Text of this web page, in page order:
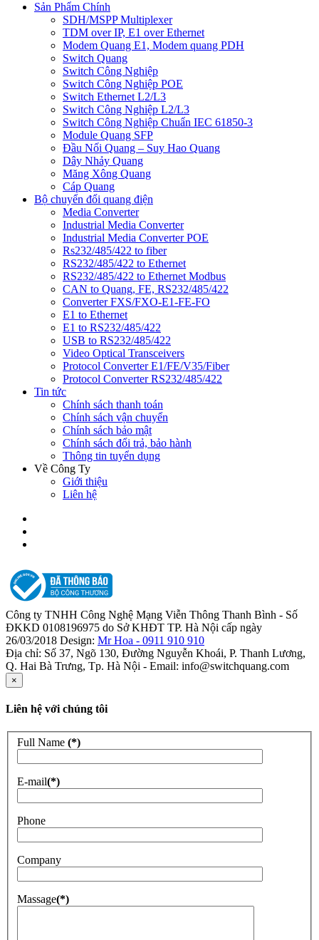
Sản Phẩm Chính
SDH/MSPP Multiplexer
TDM over IP, E1 over Ethernet
Modem Quang E1, Modem quang PDH
Switch Quang
Switch Công Nghiệp
Switch Công Nghiệp POE
Switch Ethernet L2/L3
Switch Công Nghiệp L2/L3
Switch Công Nghiệp Chuẩn IEC 61850-3
Module Quang SFP
Đầu Nối Quang – Suy Hao Quang
Dây Nhảy Quang
Măng Xông Quang
Cáp Quang
Bộ chuyển đổi quang điện
Media Converter
Industrial Media Converter
Industrial Media Converter POE
Rs232/485/422 to fiber
RS232/485/422 to Ethernet
RS232/485/422 to Ethernet Modbus
CAN to Quang, FE, RS232/485/422
Converter FXS/FXO-E1-FE-FO
E1 to Ethernet
E1 to RS232/485/422
USB to RS232/485/422
Video Optical Transceivers
Protocol Converter E1/FE/V35/Fiber
Protocol Converter RS232/485/422
Tin tức
Chính sách thanh toán
Chính sách vận chuyển
Chính sách bảo mật
Chính sách đổi trả, bảo hành
Thông tin tuyển dụng
Về Công Ty
Giới thiệu
Liên hệ
Công ty TNHH Công Nghệ Mạng Viễn Thông Thanh Bình - Số
ĐKKD 0108196975 do Sở KHĐT TP. Hà Nội cấp ngày
26/03/2018 Design: Mr Hoa - 0911 910 910
Địa chỉ: Số 37, Ngõ 130, Đường Nguyễn Khoái, P. Thanh Lương,
Q. Hai Bà Trưng, Tp. Hà Nội - Email: info@switchquang.com
×
Liên hệ với chúng tôi
Full Name (*)
E-mail(*)
Phone
Company
Massage(*)